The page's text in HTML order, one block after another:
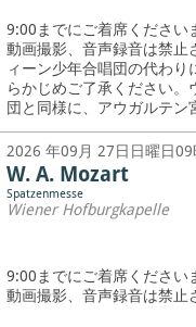
9:00までにご着席ください
動画撮影、音声録音は禁止
ィーン少年合唱団の代わ
らかじめご了承ください
団と同様に、アウガルテン
2026 年09月 27日日曜日
W. A. Mozart
Spatzenmesse
Wiener Hofburgkapelle
9:00までにご着席ください
動画撮影、音声録音は禁止